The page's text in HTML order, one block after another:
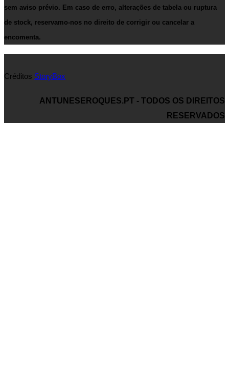
sem aviso prévio. Em caso de erro, alterações de tabela ou ruptura
de stock, reservamo-nos no direito de corrigir ou cancelar a
encomenta.
Créditos StoryBox
ANTUNESEROQUES.PT - TODOS OS DIREITOS
RESERVADOS